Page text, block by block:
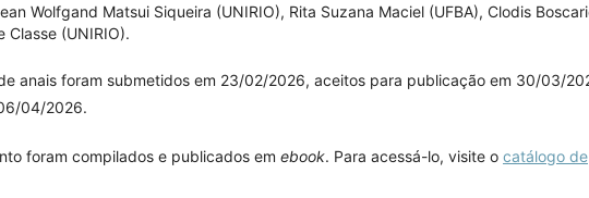
Wolfgand Matsui Siqueira (UNIRIO), Rita Suzana Maciel (UFBA), Clodis
Classe (UNIRIO).
anais foram submetidos em 23/02/2026, aceitos para publicação em 30/03/
04/2026.
foram compilados e publicados em ebook. Para acessá-lo, visite o catálogo de